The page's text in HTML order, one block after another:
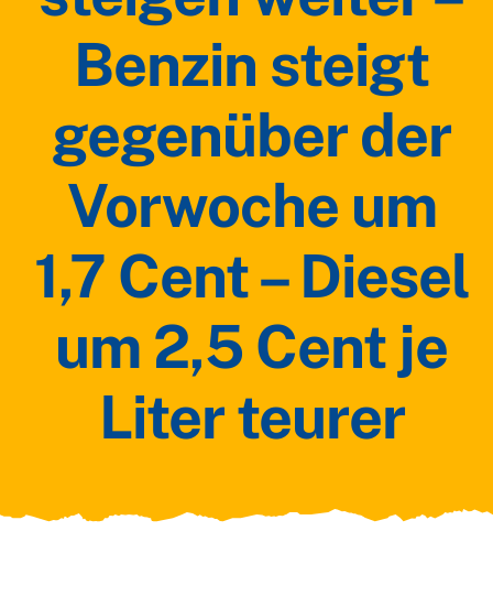
Benzin steigt
gegenüber der
Vorwoche um
1,7 Cent – Diesel
um 2,5 Cent je
Liter teurer